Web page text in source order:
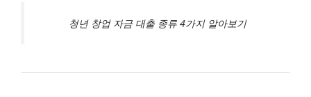
청년 창업 자금 대출 종류 4가지 알아보기